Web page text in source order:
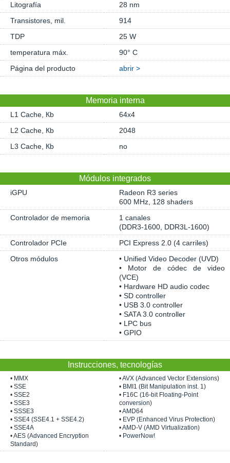
Litografía
28 nm
Transistores, mil.
914
TDP
25 W
temperatura máx.
90° C
Página del producto
abrir >
Memoria interna
L1 Cache, Кb
64x4
L2 Cache, Кb
2048
L3 Cache, Кb
no
Módulos integrados
iGPU
Radeon R3 series
600 MHz, 128 shaders
Controlador de memoria
1 canales
(DDR3-1600, DDR3L-1600)
Controlador PCIe
PCI Express 2.0 (4 carriles)
Otros módulos
• Unified Video Decoder (UVD)
• Motor de códec de video
(VCE)
• Hardware HD audio codec
• SD controller
• USB 3.0 controller
• SATA 3.0 controller
• LPC bus
• GPIO
Instrucciones, tecnologías
• MMX
• SSE
• SSE2
• SSE3
• SSSE3
• SSE4 (SSE4.1 + SSE4.2)
• SSE4A
• AES (Advanced Encryption
Standard)
• AVX (Advanced Vector Extensions)
• BMI1 (Bit Manipulation inst. 1)
• F16C (16-bit Floating-Point
conversion)
• AMD64
• EVP (Enhanced Virus Protection)
• AMD-V (AMD Virtualization)
• PowerNow!